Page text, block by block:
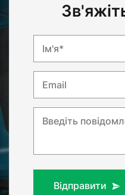
Ім'я*
Email
Введіть
Відправити